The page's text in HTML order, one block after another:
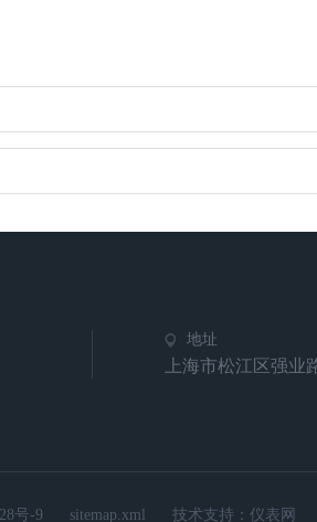
地址
上海市松江区强业
号-9 sitemap.xml 技术支持： 仪表网